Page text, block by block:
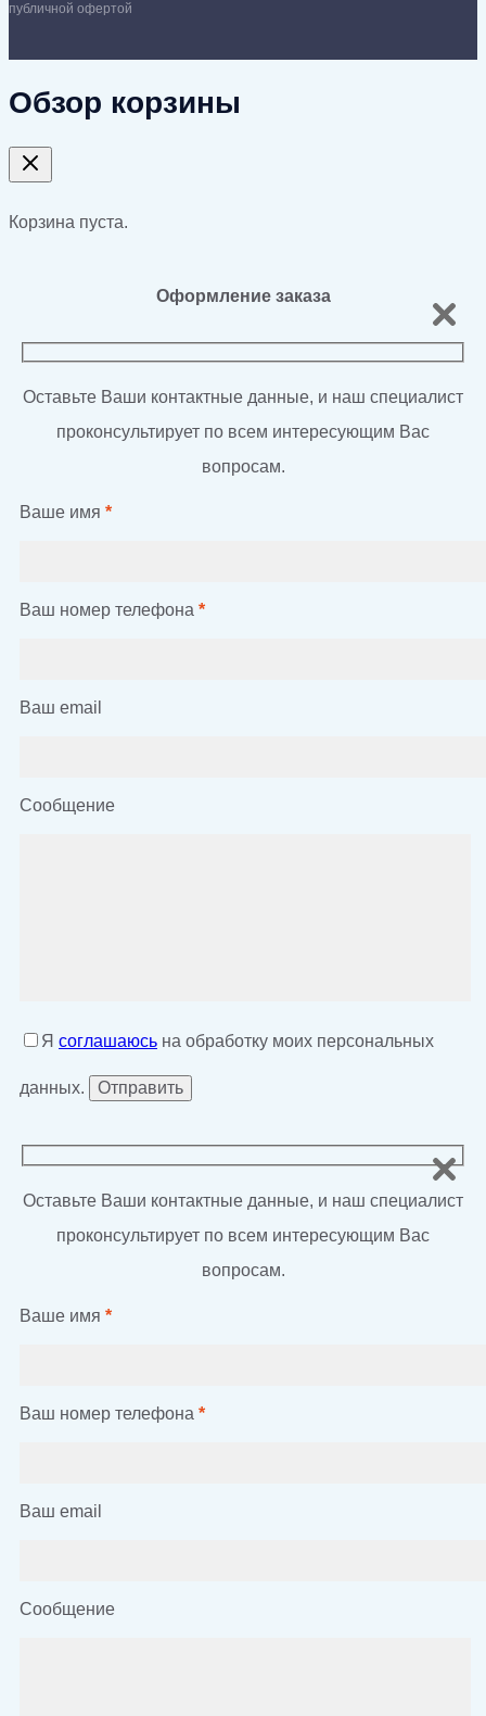
публичной офертой
Обзор корзины
Корзина пуста.
Оформление заказа
Оставьте Ваши контактные данные, и наш специалист
проконсультирует по всем интересующим Вас
вопросам.
Ваше имя *
Ваш номер телефона *
Ваш email
Сообщение
Я соглашаюсь на обработку моих персональных
данных.
Оставьте Ваши контактные данные, и наш специалист
проконсультирует по всем интересующим Вас
вопросам.
Ваше имя *
Ваш номер телефона *
Ваш email
Сообщение